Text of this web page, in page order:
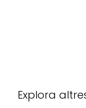
Explora